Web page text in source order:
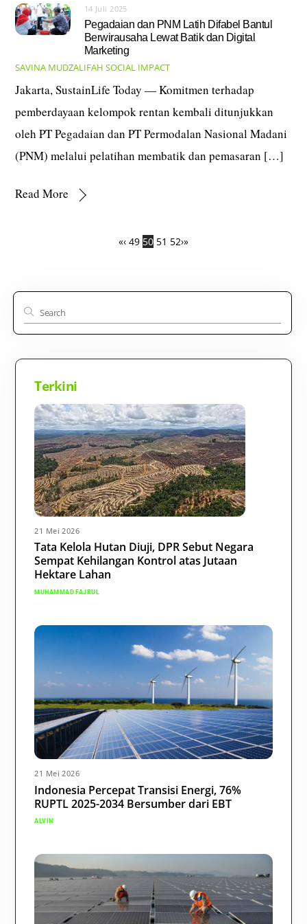
14 Juli 2025
Pegadaian dan PNM Latih Difabel Bantul
Berwirausaha Lewat Batik dan Digital
Marketing
SAVINA MUDZALIFAH SOCIAL IMPACT
Jakarta, SustainLife Today — Komitmen terhadap
pemberdayaan kelompok rentan kembali ditunjukkan
oleh PT Pegadaian dan PT Permodalan Nasional Madani
(PNM) melalui pelatihan membatik dan pemasaran […]
Read More
«‹ 49 50 51 52›»
Terkini
21 Mei 2026
Tata Kelola Hutan Diuji, DPR Sebut Negara
Sempat Kehilangan Kontrol atas Jutaan
Hektare Lahan
MUHAMMAD FAJRUL
21 Mei 2026
Indonesia Percepat Transisi Energi, 76%
RUPTL 2025-2034 Bersumber dari EBT
ALVIN